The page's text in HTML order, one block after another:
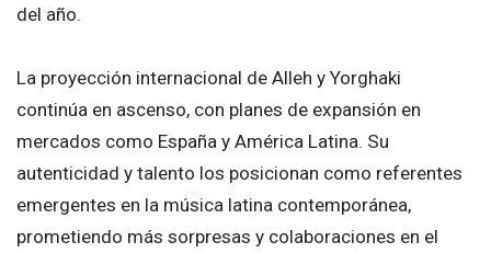
del año.
La proyección internacional de Alleh y Yorghaki
continúa en ascenso, con planes de expansión en
mercados como España y América Latina. Su
autenticidad y talento los posicionan como referentes
emergentes en la música latina contemporánea,
prometiendo más sorpresas y colaboraciones en el